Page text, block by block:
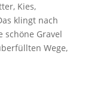
Kies,
klingt nach
Gravel
Wege,